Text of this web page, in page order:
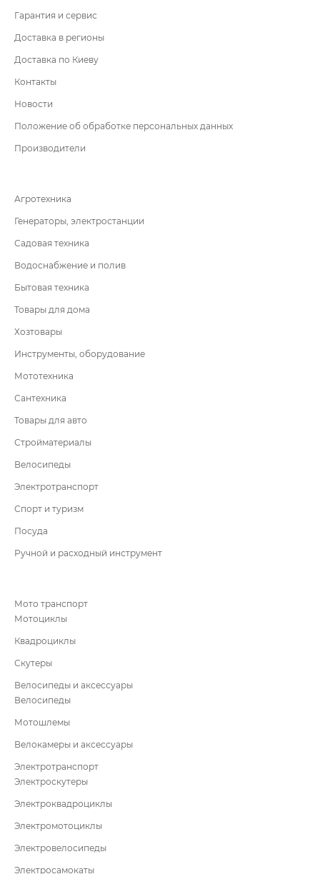
Гарантия и сервис
Доставка в регионы
Доставка по Киеву
Контакты
Новости
Положение об обработке персональных данных
Производители
Агротехника
Генераторы, электростанции
Садовая техника
Водоснабжение и полив
Бытовая техника
Товары для дома
Хозтовары
Инструменты, оборудование
Мототехника
Сантехника
Товары для авто
Стройматериалы
Велосипеды
Электротранспорт
Спорт и туризм
Посуда
Ручной и расходный инструмент
Мото транспорт
Мотоциклы
Квадроциклы
Скутеры
Велосипеды и аксессуары
Велосипеды
Мотошлемы
Велокамеры и аксессуары
Электротранспорт
Электроскутеры
Электроквадроциклы
Электромотоциклы
Электровелосипеды
Электросамокаты